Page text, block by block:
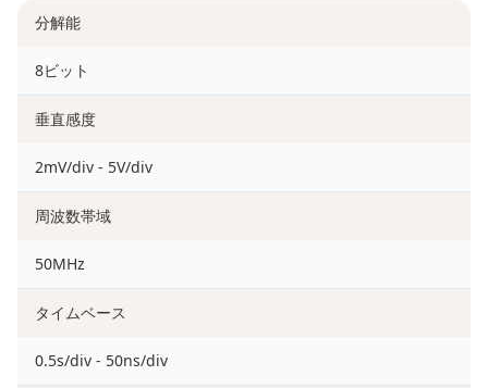
分解能
8ビット
垂直感度
2mV/div - 5V/div
周波数帯域
50MHz
タイムベース
0.5s/div - 50ns/div